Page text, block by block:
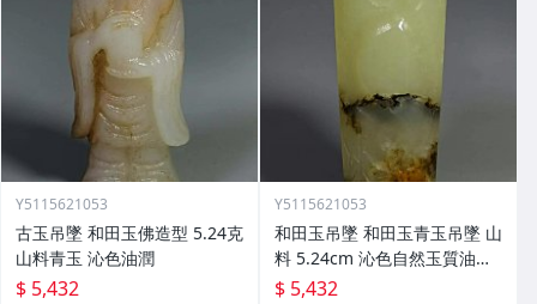
Y5115621053
古玉吊墜 和田玉佛造型 5.24克
山料青玉 沁色油潤
$ 5,432
Y5115621053
和田玉吊墜 和田玉青玉吊墜 山
料 5.24cm 沁色自然玉質油潤
(5)
$ 5,432